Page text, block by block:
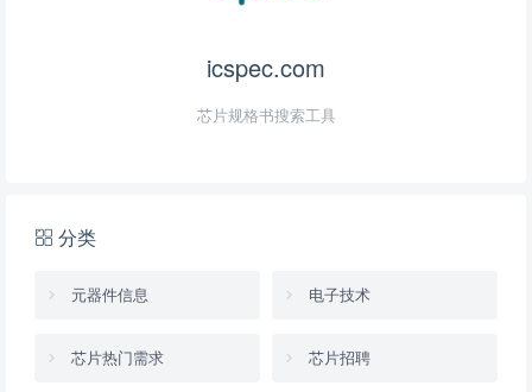
icspec.com
芯片规格书搜索工具
分类
元器件信息 电子技术
芯片热门需求 芯片招聘